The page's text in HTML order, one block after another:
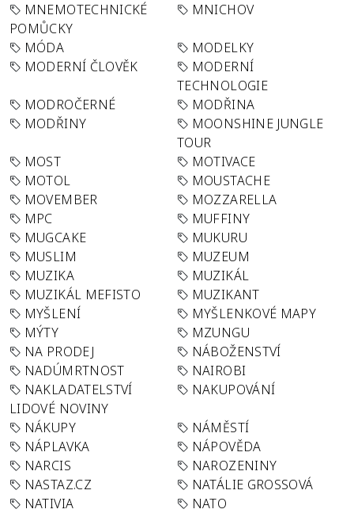
MNEMOTECHNICKÉ
POMŮCKY
MNICHOV
MÓDA
MODELKY
MODERNÍ ČLOVĚK
MODERNÍ
TECHNOLOGIE
MODROČERNÉ
MODŘINA
MODŘINY
MOONSHINE JUNGLE
TOUR
MOST
MOTIVACE
MOTOL
MOUSTACHE
MOVEMBER
MOZZARELLA
MPC
MUFFINY
MUGCAKE
MUKURU
MUSLIM
MUZEUM
MUZIKA
MUZIKÁL
MUZIKÁL MEFISTO
MUZIKANT
MYŠLENÍ
MYŠLENKOVÉ MAPY
MÝTY
MZUNGU
NA PRODEJ
NÁBOŽENSTVÍ
NADÚMRTNOST
NAIROBI
NAKLADATELSTVÍ
LIDOVÉ NOVINY
NAKUPOVÁNÍ
NÁKUPY
NÁMĚSTÍ
NÁPLAVKA
NÁPOVĚDA
NARCIS
NAROZENINY
NASTAZ.CZ
NATÁLIE GROSSOVÁ
NATIVIA
NATO